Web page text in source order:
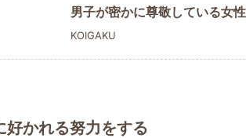
男子が密かに尊敬している女
KOIGAKU
好かれる努力をする